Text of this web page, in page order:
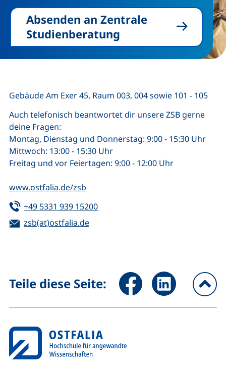
Absenden an Zentrale
Studienberatung
Gebäude Am Exer 45, Raum 003, 004 sowie 101 - 105
Auch telefonisch beantwortet dir unsere ZSB gerne
deine Fragen:
Montag, Dienstag und Donnerstag: 9:00 - 15:30 Uhr
Mittwoch: 13:00 - 15:30 Uhr
Freitag und vor Feiertagen: 9:00 - 12:00 Uhr
www.ostfalia.de/zsb
Tel:
+49 5331 939 15200(startet einen Telefonanruf,
E-Mail:
zsb(at)ostfalia.de
Teile diese Seite: Seite über Facebook teilen
Seite über